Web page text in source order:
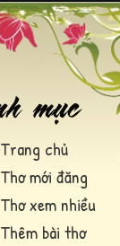
Trang chủ
Thơ mới đăng
Thơ xem nhiều
Thêm bài thơ